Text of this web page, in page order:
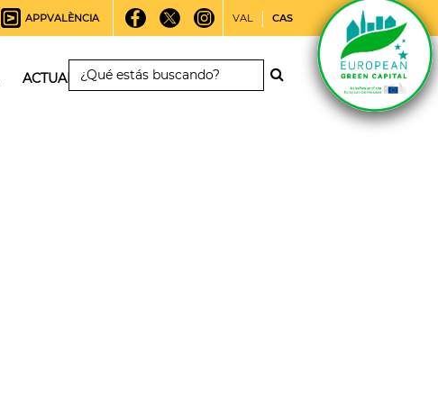
APPVALÈNCIA VAL CAS
ACTUALIDAD